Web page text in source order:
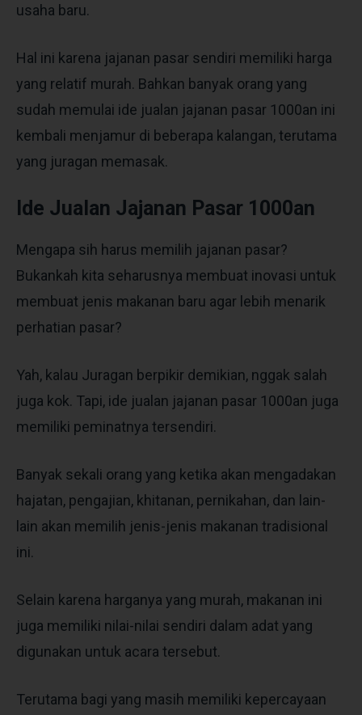
usaha baru.
Hal ini karena jajanan pasar sendiri memiliki harga
yang relatif murah. Bahkan banyak orang yang
sudah memulai ide jualan jajanan pasar 1000an ini
kembali menjamur di beberapa kalangan, terutama
yang juragan memasak.
Ide Jualan Jajanan Pasar 1000an
Mengapa sih harus memilih jajanan pasar?
Bukankah kita seharusnya membuat inovasi untuk
membuat jenis makanan baru agar lebih menarik
perhatian pasar?
Yah, kalau Juragan berpikir demikian, nggak salah
juga kok. Tapi, ide jualan jajanan pasar 1000an juga
memiliki peminatnya tersendiri.
Banyak sekali orang yang ketika akan mengadakan
hajatan, pengajian, khitanan, pernikahan, dan lain-
lain akan memilih jenis-jenis makanan tradisional
ini.
Selain karena harganya yang murah, makanan ini
juga memiliki nilai-nilai sendiri dalam adat yang
digunakan untuk acara tersebut.
Terutama bagi yang masih memiliki kepercayaan